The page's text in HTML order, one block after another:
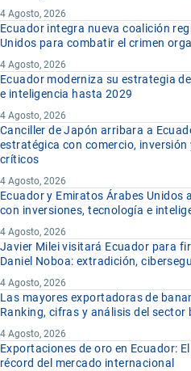
4 Agosto, 2026
Ecuador integra nueva coalición
Unidos para combatir el crimen
4 Agosto, 2026
Ecuador moderniza su estrategia
e inteligencia hasta 2029
4 Agosto, 2026
Canciller de Japón arribara a
estratégica con comercio,
críticos
4 Agosto, 2026
Ecuador y Emiratos Árabes Unidos
con inversiones, tecnología e
4 Agosto, 2026
Javier Milei visitará Ecuador para
Daniel Noboa: extradición,
4 Agosto, 2026
Las mayores exportadoras de
Ranking, cifras y análisis del sector
4 Agosto, 2026
Exportaciones de oro en Ecuador:
récord del mercado internacional